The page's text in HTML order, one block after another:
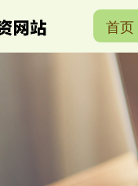
首页